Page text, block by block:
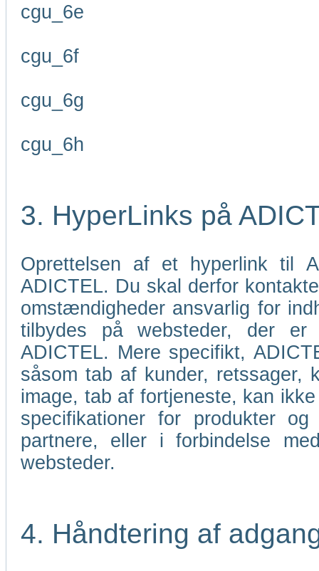
cgu_6e
cgu_6f
cgu_6g
cgu_6h
3. HyperLinks på
Oprettelsen af et hyperlink til
ADICTEL. Du skal derfor
omstændigheder ansvarlig for
tilbydes på websteder, der
ADICTEL. Mere specifikt,
såsom tab af kunder, retssager,
image, tab af fortjeneste, kan
specifikationer for produkter
partnere, eller i forbindelse
websteder.
4. Håndtering af